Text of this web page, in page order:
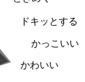
ドキッとする
かっこいい
かわいい